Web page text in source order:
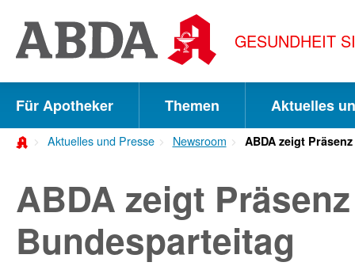
direkt
zu:
zur
Hauptnavigation
zur
zum
Inhalt
GESUNDHEIT
Für Apotheker Themen Aktuelles
Aktuelles und Presse Newsroom ABDA zeigt
ABDA zeigt
Bundesparteitag